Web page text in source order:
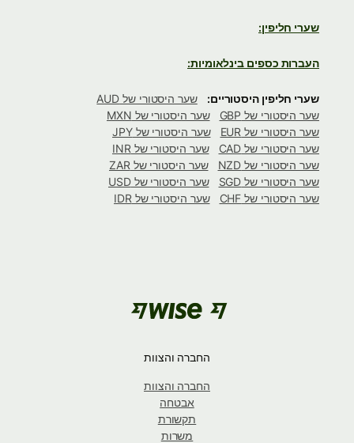
שערי חליפין:
העברות כספים בינלאומיות:
שערי חליפין היסטוריים:
שער היסטורי של AUD
שער היסטורי של GBP
שער היסטורי של MXN
שער היסטורי של EUR
שער היסטורי של JPY
שער היסטורי של CAD
שער היסטורי של INR
שער היסטורי של NZD
שער היסטורי של ZAR
שער היסטורי של SGD
שער היסטורי של USD
שער היסטורי של CHF
שער היסטורי של IDR
החברה והצוות
החברה והצוות
אבטחה
תקשורת
משרות